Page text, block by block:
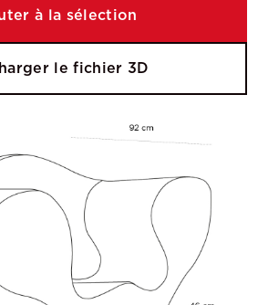
à la sélection
le fichier 3D